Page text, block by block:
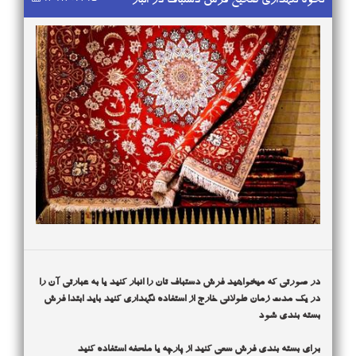
رفوگری باید فرش مورد نظر را کاملاً گسترده و پشت و روی آن را به
دقت بررسی و نوع و میزان آسیب دیدگی ها را تعیین و یادداشت
نمائیم.نام اولین کسی که مبادرت به رفوگری کرده است مثل نام اغلب
سازندگان، ناشناس وگمنام مانده است. این نیک مرد هر کسی بوده گمنام
زیسته و گمنام نیز مرده است بدون اینکه خود بداند که به عالم فرش
چه خدمت ذی قیمتی عرضه کرده است و چه بسا هنرمندانی که بعد از
بنا نهادن زیر بنای هنر خود از دنیا رفته اند ودر حال حاضر نام و نشانی
از آنان در هیچ یک از کتاب های تاریخ دیده نمی شود و جا دارد برای
قدردانی از آنان به روان پاکشان درود بفرستیم و با زنده نگه داشتن
هنر آنان از این هنرمندان ناشناخته و ناشناس سپاسگزار ی نمائیم.
رفوگری باید فرش مورد نظر را کاملاً گسترده و پشت و روی آن را به
نمائیم.
به صورت حرفه ای تحویل بگیرید.همراه با سرویس دهی به کلیه نقاط
اصفهان در سریع ترین زمان ممکن
در صورتی که میخواهید فرش دستباف تان را انبار کنید یا به عبارتی آن را
در یک مدت زمان طولانی خارج از استفاده نگهداری کنید باید ابتدا فرش
بسته بندی شود
برای بسته بندی فرش سعی کنید از پارچه یا ملحفه استفاده کنید